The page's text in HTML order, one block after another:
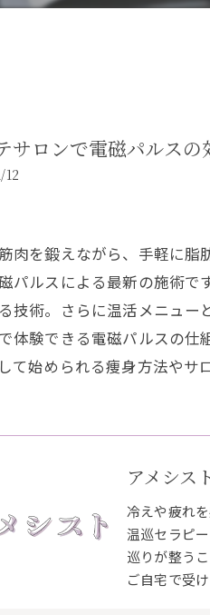
サロンで電磁パルス
12
肉を鍛えながら、手軽に
パルスによる最新の施術
技術。さらに温活メニュー
体験できる電磁パルスの
て始められる痩身方法やサ
アメシス
冷えや疲れ
温巡セラピ
巡りが整う
ご自宅で受